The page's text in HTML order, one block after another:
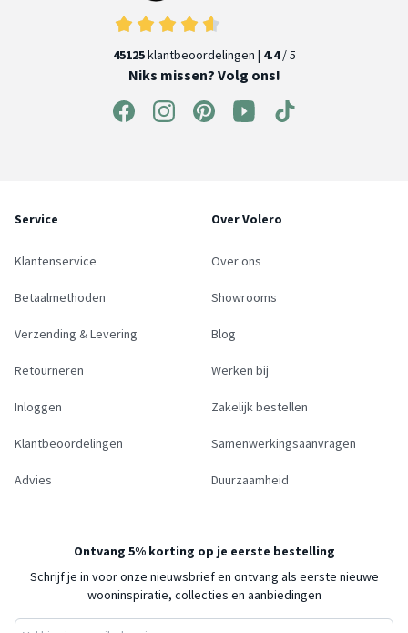
45125klantbeoordelingen | 4.4/ 5
Niks missen? Volg ons!
Service
Klantenservice
Betaalmethoden
Verzending & Levering
Retourneren
Inloggen
Klantbeoordelingen
Advies
Over Volero
Over ons
Showrooms
Blog
Werken bij
Zakelijk bestellen
Samenwerkingsaanvragen
Duurzaamheid
Ontvang 5% korting op je eerste bestelling
Schrijf je in voor onze nieuwsbrief en ontvang als eerste nieuwe
wooninspiratie, collecties en aanbiedingen